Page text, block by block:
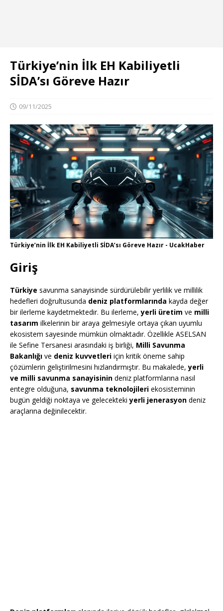
Türkiye’nin İlk EH Kabiliyetli
SİDA’sı Göreve Hazır
09/11/2025
Türkiye’nin İlk EH Kabiliyetli SİDA’sı Göreve Hazır - UcakHaber
Giriş
Türkiye savunma sanayisinde sürdürülebilir yerlilik ve millilik
hedefleri doğrultusunda deniz platformlarında kayda değer
bir ilerleme kaydetmektedir. Bu ilerleme,yerli üretim ve milli
tasarım ilkelerinin bir araya gelmesiyle ortaya çıkan uyumlu
ekosistem sayesinde mümkün olmaktadır. Özellikle ASELSAN
ile Sefine Tersanesi arasındaki iş birliği, Milli Savunma
Bakanlığı ve deniz kuvvetleri için kritik öneme sahip
çözümlerin geliştirilmesini hızlandırmıştır. Bu makalede,yerli
ve milli savunma sanayisinin deniz platformlarına nasıl
entegre olduğuna, savunma teknolojileri ekosisteminin
bugün geldiği noktaya ve gelecektekiyerli jenerasyon deniz
araçlarına değinilecektir.